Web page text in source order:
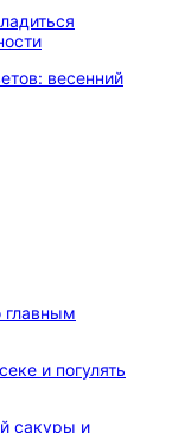
главным
и погулять